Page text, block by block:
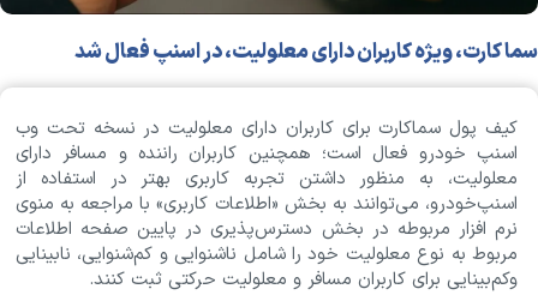
سما کارت، ویژه کاربران دارای معلولیت، در اسنپ فعال شد
کیف پول سماکارت برای کاربران دارای معلولیت در نسخه تحت وب
اسنپ خودرو فعال است؛ همچنین کاربران راننده و مسافر دارای
معلولیت، به منظور داشتن تجربه‌ کاربری بهتر در استفاده از
اسنپ‌خودرو، می‌توانند به بخش «اطلاعات کاربری» با مراجعه به منوی
نرم افزار مربوطه در بخش دسترس‌پذیری در پایین صفحه اطلاعات
مربوط به نوع معلولیت خود را شامل ناشنوایی و کم‌شنوایی، نابینایی
وکم‌بینایی برای کاربران مسافر و معلولیت حرکتی ثبت کنند.